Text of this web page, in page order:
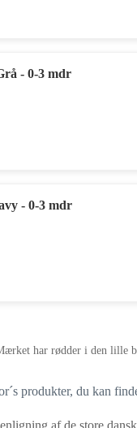
- 0-3 mdr
- 0-3 mdr
har rødder i den lille
produkter, du kan
af de store